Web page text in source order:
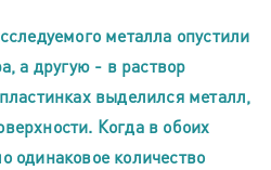
металла опустили
а другую - в раствор
выделился металл,
Когда в обоих
одинаковое количество